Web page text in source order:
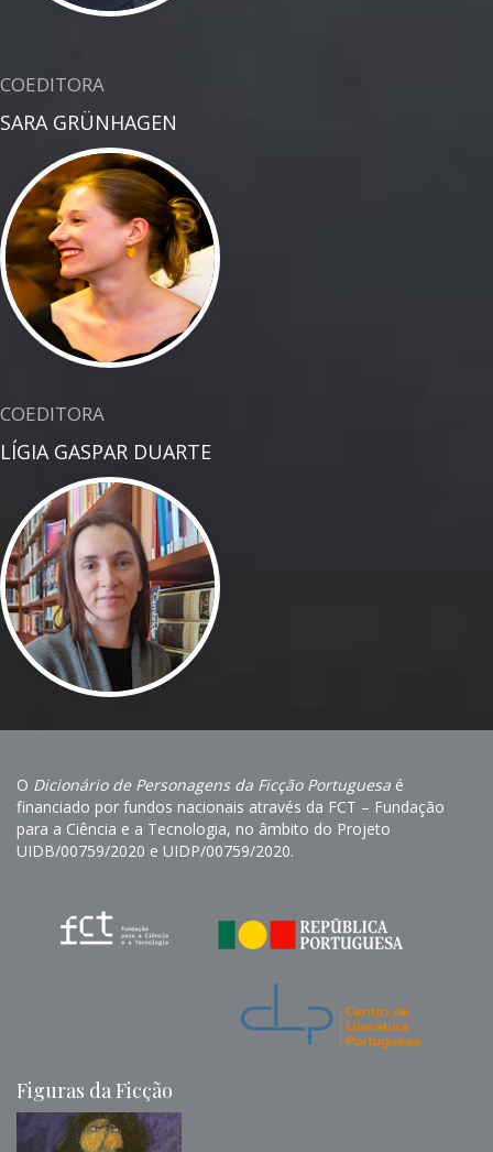
COEDITORA
SARA GRÜNHAGEN
COEDITORA
LÍGIA GASPAR DUARTE
O Dicionário de Personagens da Ficção Portuguesa é
financiado por fundos nacionais através da FCT – Fundação
para a Ciência e a Tecnologia, no âmbito do Projeto
UIDB/00759/2020 e UIDP/00759/2020.
Figuras da Ficção